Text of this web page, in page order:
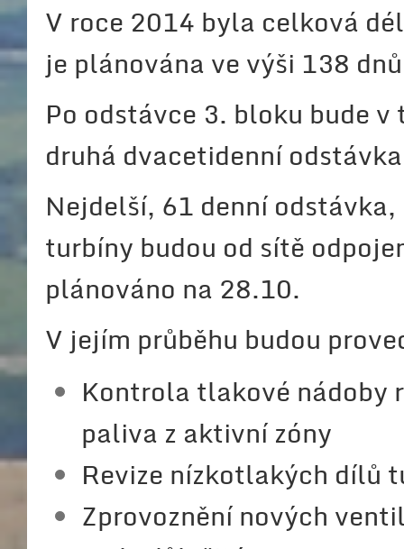
V roce 2014 byla celková
je plánována ve výši 138
Po odstávce 3. bloku bude
druhá dvacetidenní
Nejdelší, 61 denní
turbíny budou od sítě
plánováno na 28.10.
V jejím průběhu budou
Kontrola tlakové nádoby
paliva z aktivní zóny
Revize nízkotlakých dílů
Zprovoznění nových